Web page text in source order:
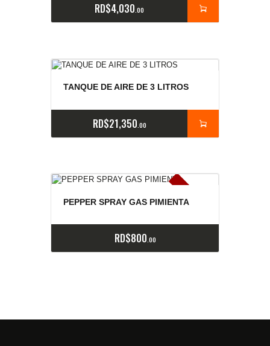
RD$4,030 00
TANQUE DE AIRE DE 3 LITROS
RD$21,350 00
E
x
is
t
e
n
c
ia
s
a
g
o
t
a
d
a
s
PEPPER SPRAY GAS PIMIENTA
RD$800 00